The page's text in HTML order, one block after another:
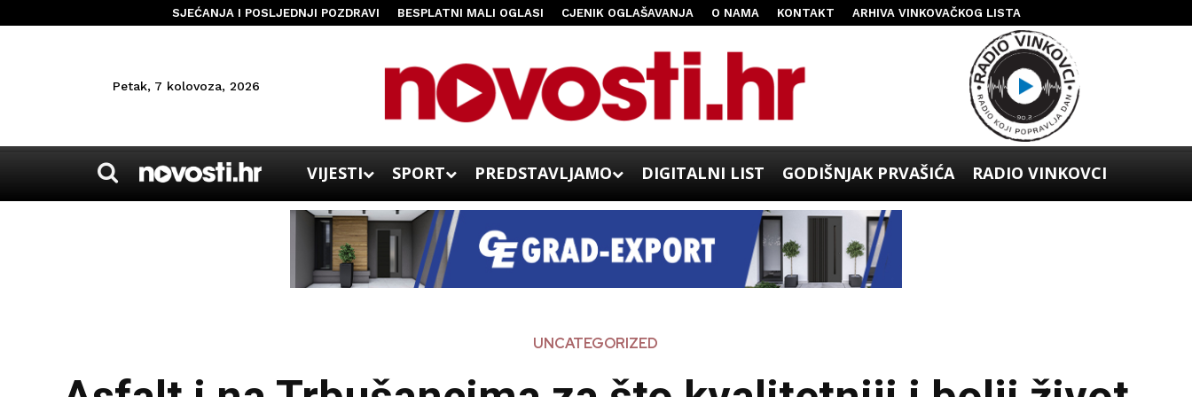
SJEĆANJA I POSLJEDNJI POZDRAVI BESPLATNI MALI OGLASI CJENIK OGLAŠAVANJA O NAMA KONTAKT ARHIVA VINKOVAČKOG LISTA
Petak, 7 kolovoza, 2026
VIJESTI SPORT PREDSTAVLJAMO DIGITALNI LIST GODIŠNJAK PRVAŠIĆA RADIO VINKOVCI
UNCATEGORIZED